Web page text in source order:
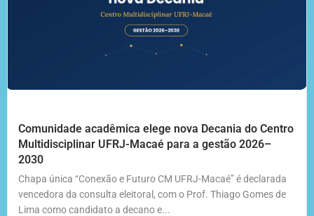
Comunidade acadêmica elege nova Decania do Centro
Multidisciplinar UFRJ-Macaé para a gestão 2026–
2030
Chapa única “Conexão e Futuro CM UFRJ-Macaé” é declarada
vencedora da consulta eleitoral, com o Prof. Thiago Gomes de
Lima como candidato a decano e...